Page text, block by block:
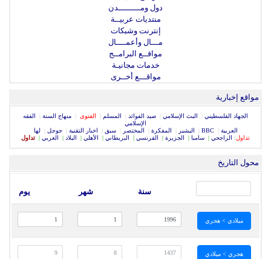
دول ومـــــــــدن
منتديات عربيــة
إنترنت وشبكات
مـــال وأعمــــال
مواقــع البرامــج
خدمات مجانيـة
مواقـــع أخــرى
مواقع إخبارية
الجهاد الفلسطيني البث الإسلامي صيد الفوائد المسلم الفتوى منهاج السنة
الفقه
الإسلامي
العربية |
BBC البشير المفكرة المختصر |سبق اخبار التقنية |جوجل
لها
تداول: الراجحي | سامبا | الجزيرة | الفرنسي | البريطاني | الأهلي | البلاد | العربي | تداول
محول التاريخ
سنة شهر يوم